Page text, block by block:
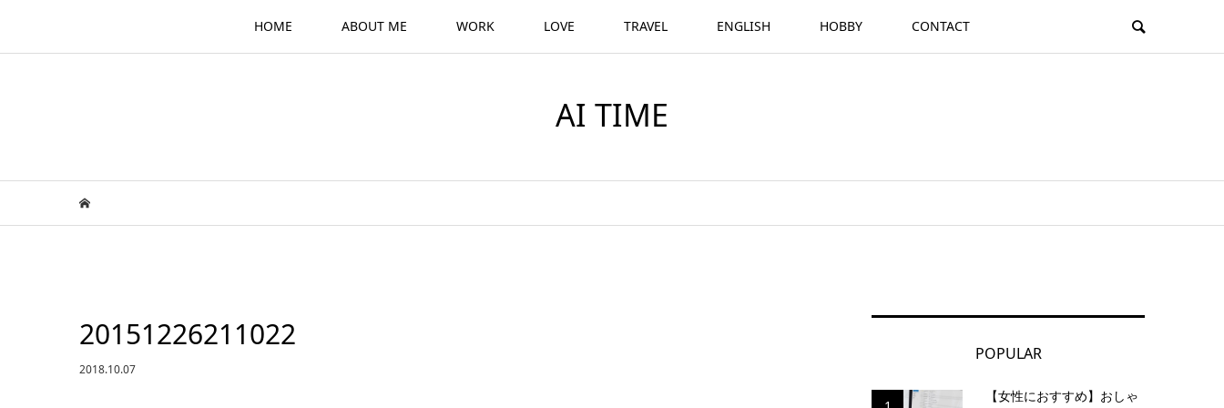
HOME ABOUT ME WORK LOVE TRAVEL ENGLISH HOBBY CONTACT
AI TIME
20151226211022
2018.10.07
POPULAR
【女性におすすめ】おしゃ